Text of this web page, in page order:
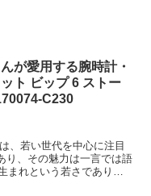
が愛用する腕時計・
ト ビップ 6 ストー
C230
、若い世代を中心に注目
り、その魅力は一言では語
まれという若さでありな